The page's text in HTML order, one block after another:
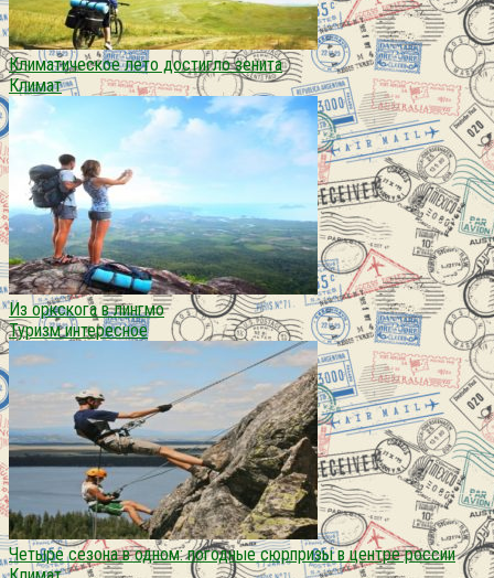
Климатическое лето достигло зенита
Климат
Из оркскога в лингмо
Туризм интересное
Четыре сезона в одном: погодные сюрпризы в центре россии